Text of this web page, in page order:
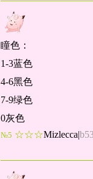
瞳色：
1-3蓝色
4-6黑色
7-9绿色
0灰色
№5 ☆☆☆Mizlecca|